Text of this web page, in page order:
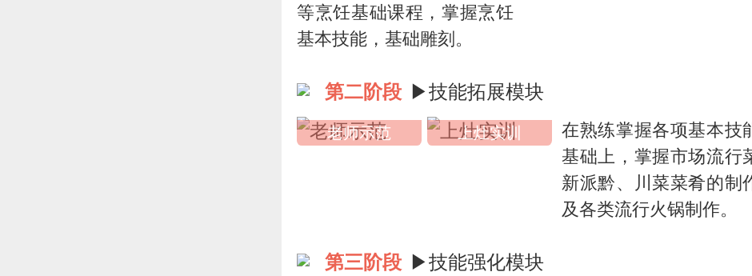
等烹饪基础课程，掌握烹饪
基本技能，基础雕刻。
第二阶段 ▶技能拓展模块
老师示范 上灶实训
在熟练掌握各项基本技
基础上，掌握市场流行
新派黔、川菜菜肴的制
及各类流行火锅制作。
第三阶段 ▶技能强化模块